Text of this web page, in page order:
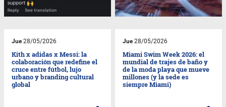
Jue28/05/2026
Kith x adidas x Messi: la
colaboración que redefine el
cruce entre fútbol, lujo
urbano y branding cultural
global
Jue28/05/2026
Miami Swim Week 2026: el
mundial de trajes de baño y
de la moda playa que mueve
millones (y la sede es
siempre Miami)